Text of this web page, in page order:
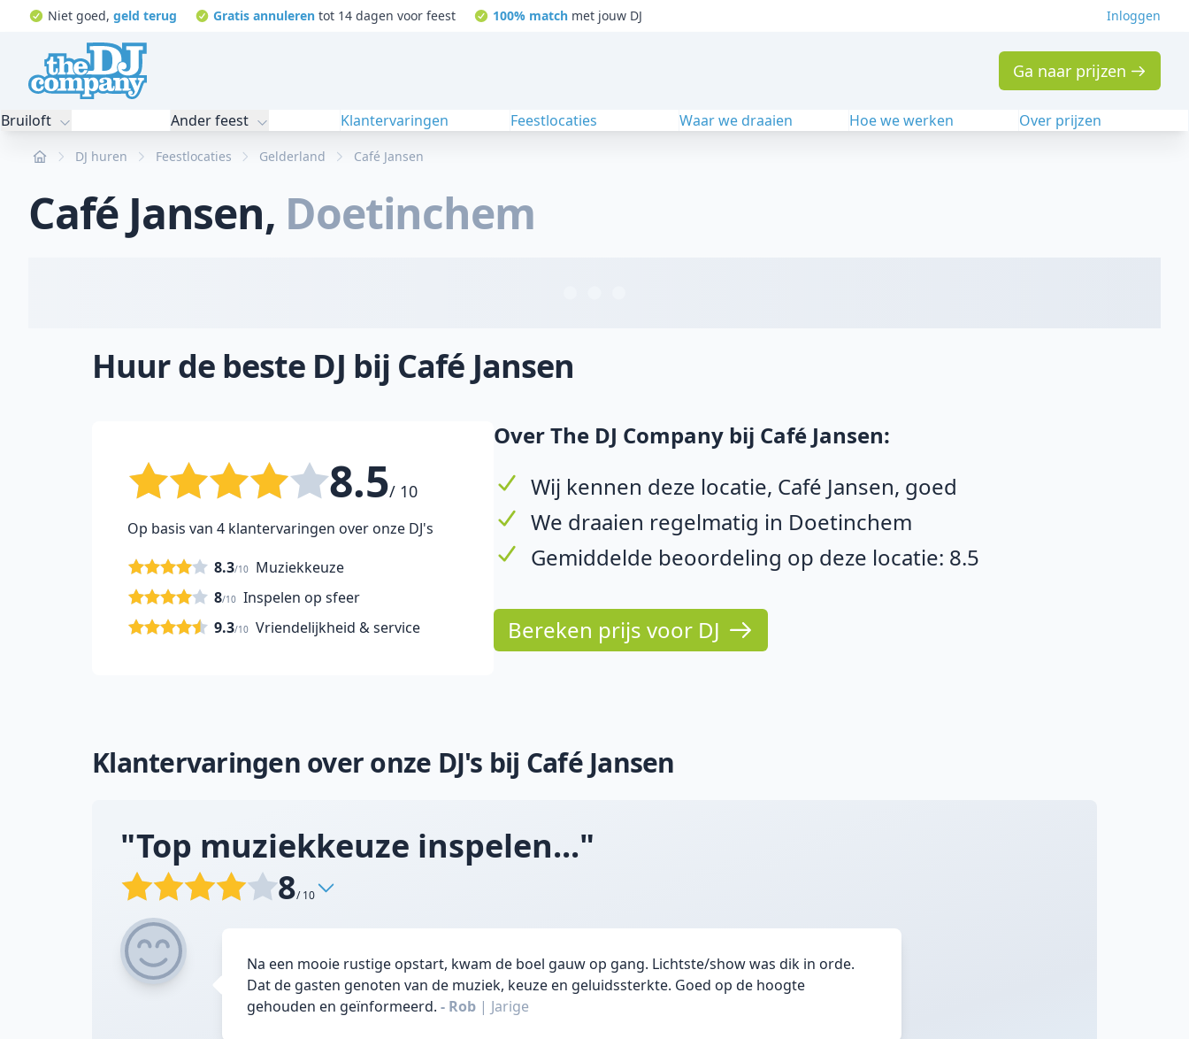
Niet goed, geld terug Gratis annuleren tot 14 dagen voor feest 100% matchmet jouw DJ Inloggen
Ga naar prijzen
Bruiloft Ander feest Klantervaringen Feestlocaties Waar we draaien Hoe we werken Over prijzen
Home DJ huren Feestlocaties Gelderland Café Jansen
Café Jansen, Doetinchem
Huur de beste DJ bij Café Jansen
8.5/ 10
Op basis van 4 klantervaringen over onze DJ's
Muziekkeuze
8.3/10
Inspelen op sfeer
8/10
Vriendelijkheid & service
9.3/10
Over The DJ Company bij Café Jansen:
Wij kennen deze locatie, Café Jansen, goed
We draaien regelmatig in Doetinchem
Gemiddelde beoordeling op deze locatie: 8.5
Bereken prijs voor DJ
Klantervaringen over onze DJ's bij Café Jansen
"Top muziekkeuze inspelen..."
8/ 10
Na een mooie rustige opstart, kwam de boel gauw op gang. Lichtste/show was dik in orde.
Dat de gasten genoten van de muziek, keuze en geluidssterkte. Goed op de hoogte
gehouden en geïnformeerd. - Rob | Jarige